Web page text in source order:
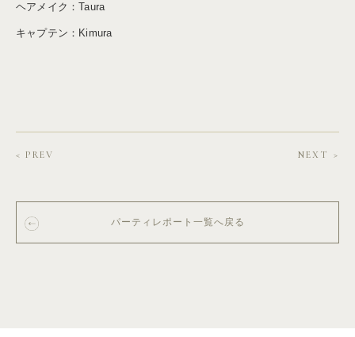
ヘアメイク：Taura
キャプテン：Kimura
< PREV NEXT >
パーティレポート一覧へ戻る